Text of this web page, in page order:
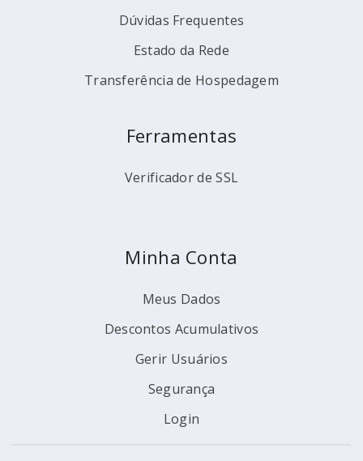
Dúvidas Frequentes
Estado da Rede
Transferência de Hospedagem
Ferramentas
Verificador de SSL
Minha Conta
Meus Dados
Descontos Acumulativos
Gerir Usuários
Segurança
Login